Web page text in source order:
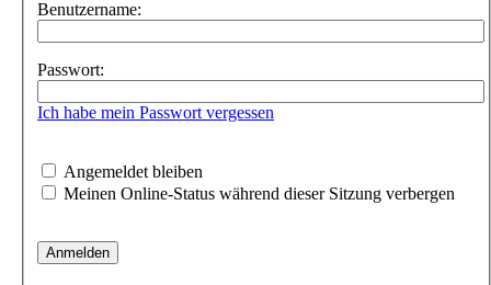
Benutzername:
Passwort:
Ich habe mein Passwort vergessen
Angemeldet bleiben
Meinen Online-Status während dieser Sitzung verbergen